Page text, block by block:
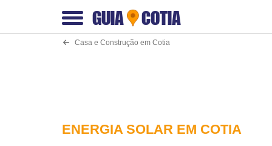
GUIA COTIA
Casa e Construção em Cotia
ENERGIA SOLAR EM COTIA